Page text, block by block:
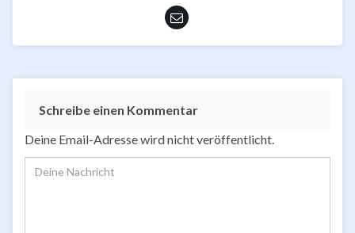
Schreibe einen Kommentar
Deine Email-Adresse wird nicht veröffentlicht.